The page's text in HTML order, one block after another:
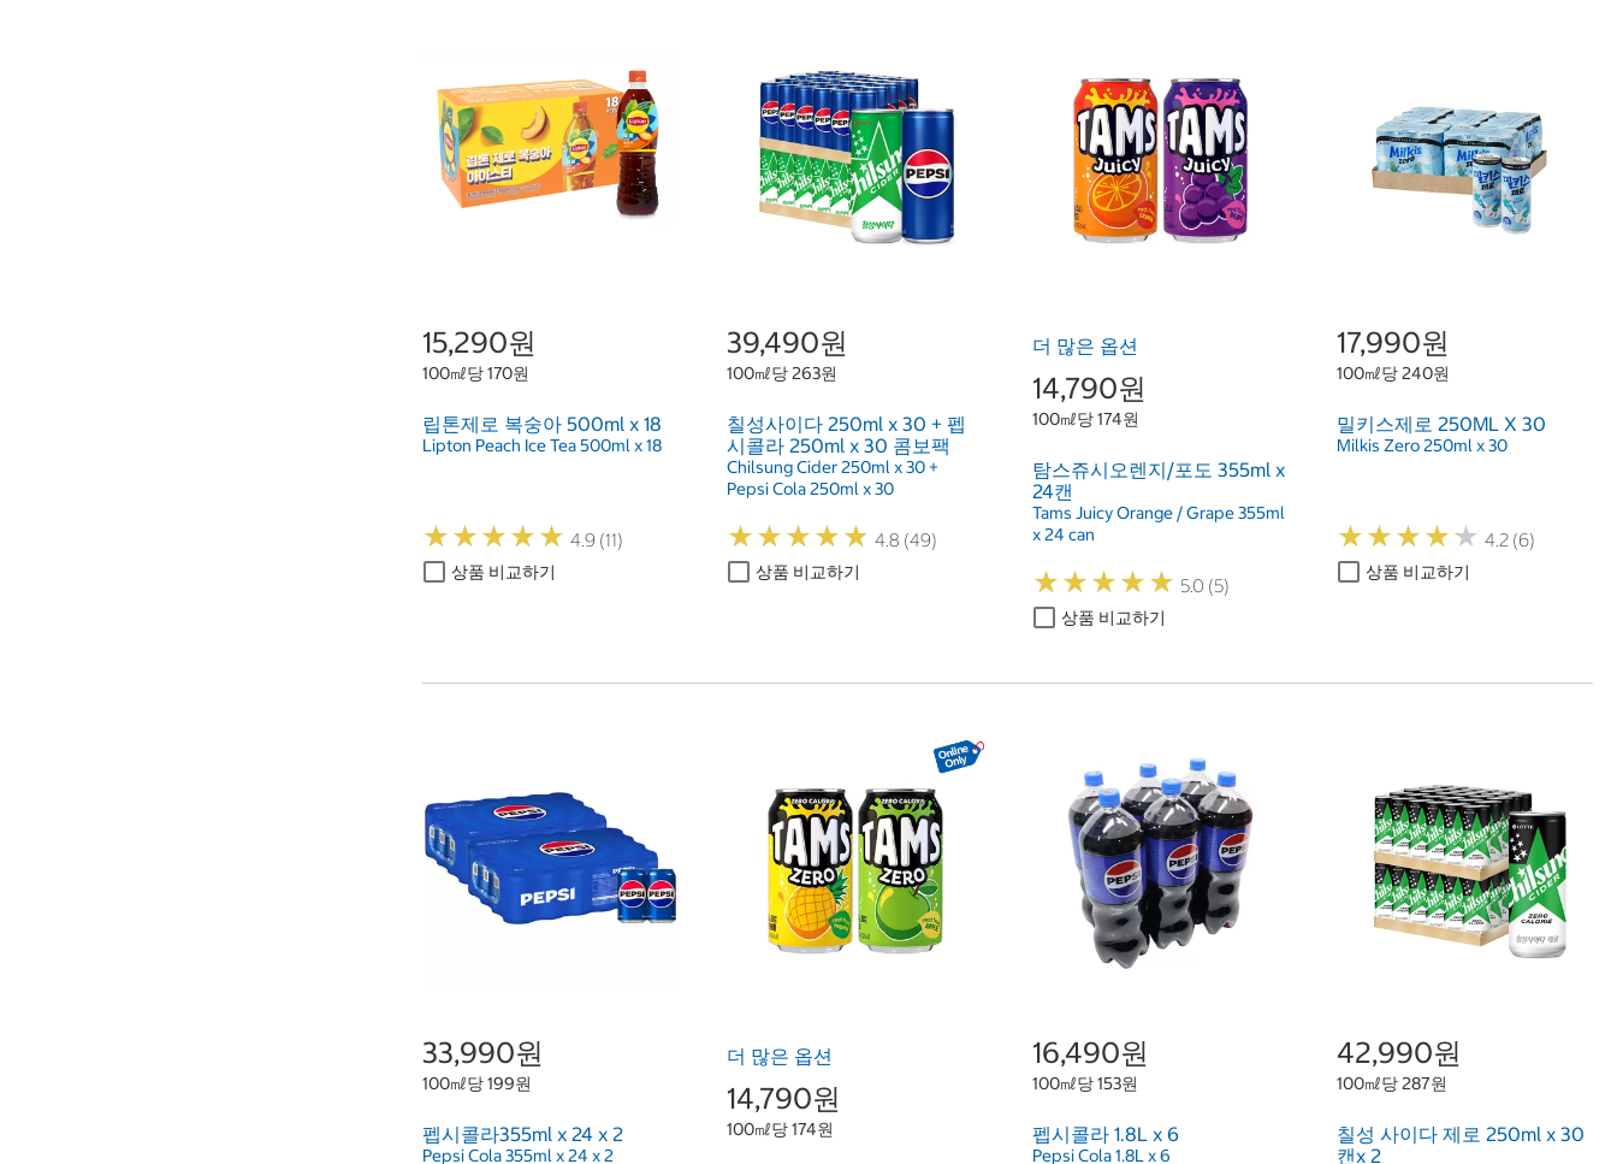
15,290원
100㎖당 170원
립톤제로 복숭아 500ml x 18
Lipton Peach Ice Tea 500ml x 18
★★★★★
★★★★★ 4.9 (11)
상품 비교하기
39,490원
100㎖당 263원
칠성사이다 250ml x 30 + 펩
시콜라 250ml x 30 콤보팩
Chilsung Cider 250ml x 30 +
Pepsi Cola 250ml x 30
★★★★★
★★★★★ 4.8 (49)
상품 비교하기
더 많은 옵션
14,790원
100㎖당 174원
탐스쥬시오렌지/포도 355ml x
24캔
Tams Juicy Orange / Grape 355ml
x 24 can
★★★★★
★★★★★ 5.0 (5)
상품 비교하기
17,990원
100㎖당 240원
밀키스제로 250ML X 30
Milkis Zero 250ml x 30
★★★★★
★★★★★ 4.2 (6)
상품 비교하기
33,990원
100㎖당 199원
펩시콜라355ml x 24 x 2
Pepsi Cola 355ml x 24 x 2
더 많은 옵션
14,790원
100㎖당 174원
16,490원
100㎖당 153원
펩시콜라 1.8L x 6
Pepsi Cola 1.8L x 6
42,990원
100㎖당 287원
칠성 사이다 제로 250ml x 30
캔x 2